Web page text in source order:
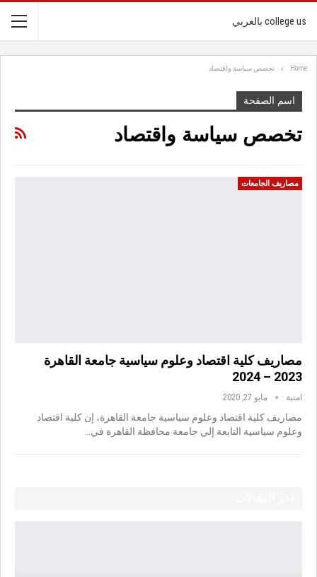
college us بالعربي
Home تخصص سياسة واقتصاد
اسم الصفحة
تخصص سياسة واقتصاد
مصاريف الجامعات
مصاريف كلية اقتصاد وعلوم سياسية جامعة القاهرة
2023 – 2024
امنية مايو 27, 2020
مصاريف كلية اقتصاد وعلوم سياسية جامعة القاهرة، إن كلية اقتصاد
وعلوم سياسية التابعة إلي جامعة محافظة القاهرة في…